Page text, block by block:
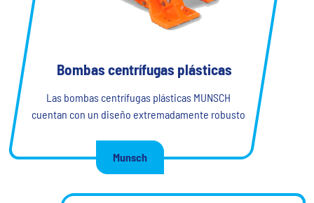
Bombas centrífugas plásticas
Las bombas centrífugas plásticas MUNSCH
cuentan con un diseño extremadamente robusto
Munsch